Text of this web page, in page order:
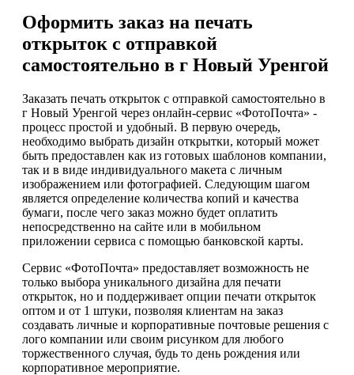
Оформить заказ на печать
открыток с отправкой
самостоятельно в г Новый Уренгой
Заказать печать открыток с отправкой самостоятельно в
г Новый Уренгой через онлайн-сервис «ФотоПочта» -
процесс простой и удобный. В первую очередь,
необходимо выбрать дизайн открытки, который может
быть предоставлен как из готовых шаблонов компании,
так и в виде индивидуального макета с личным
изображением или фотографией. Следующим шагом
является определение количества копий и качества
бумаги, после чего заказ можно будет оплатить
непосредственно на сайте или в мобильном
приложении сервиса с помощью банковской карты.
Сервис «ФотоПочта» предоставляет возможность не
только выбора уникального дизайна для печати
открыток, но и поддерживает опции печати открыток
оптом и от 1 штуки, позволяя клиентам на заказ
создавать личные и корпоративные почтовые решения с
лого компании или своим рисунком для любого
торжественного случая, будь то день рождения или
корпоративное мероприятие.